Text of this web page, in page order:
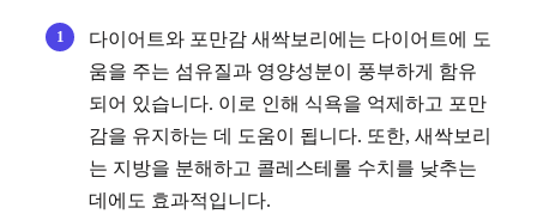
다이어트와 포만감 새싹보리에는 다이어트에 도
움을 주는 섬유질과 영양성분이 풍부하게 함유
되어 있습니다. 이로 인해 식욕을 억제하고 포만
감을 유지하는 데 도움이 됩니다. 또한, 새싹보리
는 지방을 분해하고 콜레스테롤 수치를 낮추는
데에도 효과적입니다.